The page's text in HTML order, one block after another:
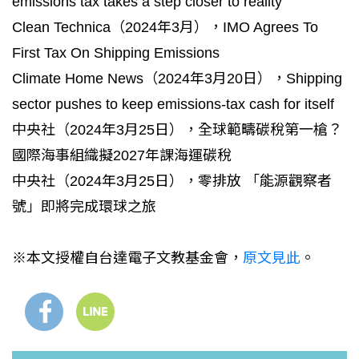
Clean Technica（2024年3月），IMO Agrees To
First Tax On Shipping Emissions
Climate Home News（2024年3月20日），Shipping
sector pushes to keep emissions-tax cash for itself
中央社（2024年3月25日），全球範疇碳稅第一槍？
國際海事組織擬2027年課海運碳稅
中央社（2024年3月25日），零排放 「能源觀察者
號」即將完成環球之旅
※本文授權自台達電子文教基金會， 原文見此 。